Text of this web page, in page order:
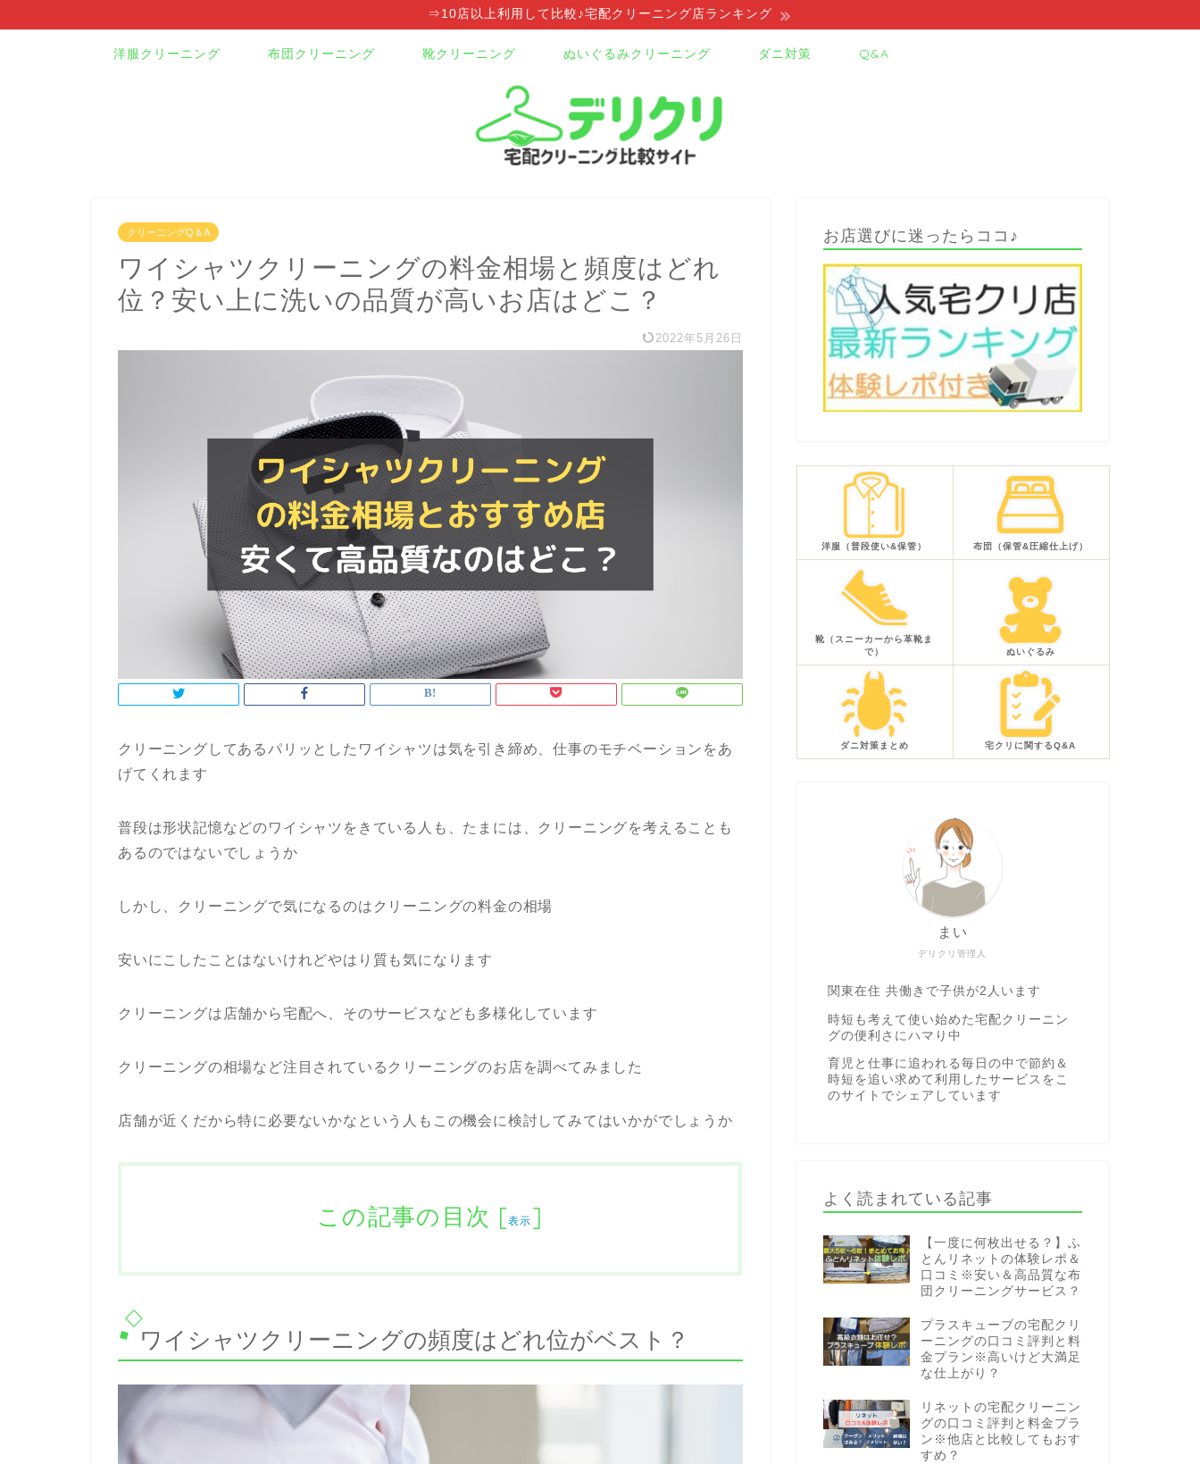
⇒10店以上利用して比較♪宅配クリーニング店ランキング
洋服クリーニング 布団クリーニング 靴クリーニング ぬいぐるみクリーニング ダニ対策 Q&A
クリーニングQ＆A
ワイシャツクリーニングの料金相場と頻度はどれ
位？安い上に洗いの品質が高いお店はどこ？
2022年5月26日
クリーニングしてあるパリッとしたワイシャツは気を引き締め、仕事のモチベーションをあ
げてくれます
普段は形状記憶などのワイシャツをきている人も、たまには、クリーニングを考えることも
あるのではないでしょうか
しかし、クリーニングで気になるのはクリーニングの料金の相場
安いにこしたことはないけれどやはり質も気になります
クリーニングは店舗から宅配へ、そのサービスなども多様化しています
クリーニングの相場など注目されているクリーニングのお店を調べてみました
店舗が近くだから特に必要ないかなという人もこの機会に検討してみてはいかがでしょうか
この記事の目次 [表示 ]
ワイシャツクリーニングの頻度はどれ位がベスト？
お店選びに迷ったらココ♪
洋服（普段使い&保管） 布団（保管&圧縮仕上げ）
靴（スニーカーから革靴ま
で）
ぬいぐるみ
ダニ対策まとめ 宅クリに関するQ&A
デリクリ管理人
まい
関東在住 共働きで子供が2人います
時短も考えて使い始めた宅配クリーニン
グの便利さにハマり中
育児と仕事に追われる毎日の中で節約＆
時短を追い求めて利用したサービスをこ
のサイトでシェアしています
よく読まれている記事
【一度に何枚出せる？】ふ
とんリネットの体験レポ＆
口コミ※安い＆高品質な布
団クリーニングサービス？
プラスキューブの宅配クリ
ーニングの口コミ評判と料
金プラン※高いけど大満足
な仕上がり？
リネットの宅配クリーニン
グの口コミ評判と料金プラ
ン※他店と比較してもおす
すめ？